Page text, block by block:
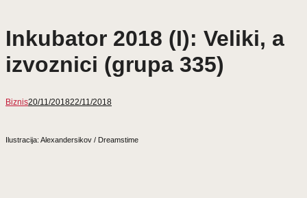
Inkubator 2018 (I): Veliki, a
izvoznici (grupa 335)
Biznis20/11/201822/11/2018
Ilustracija: Alexandersikov / Dreamstime